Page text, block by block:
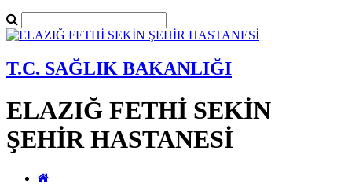
T.C. SAĞLIK BAKANLIĞI
ELAZIĞ FETHİ SEKİN
ŞEHİR HASTANESİ